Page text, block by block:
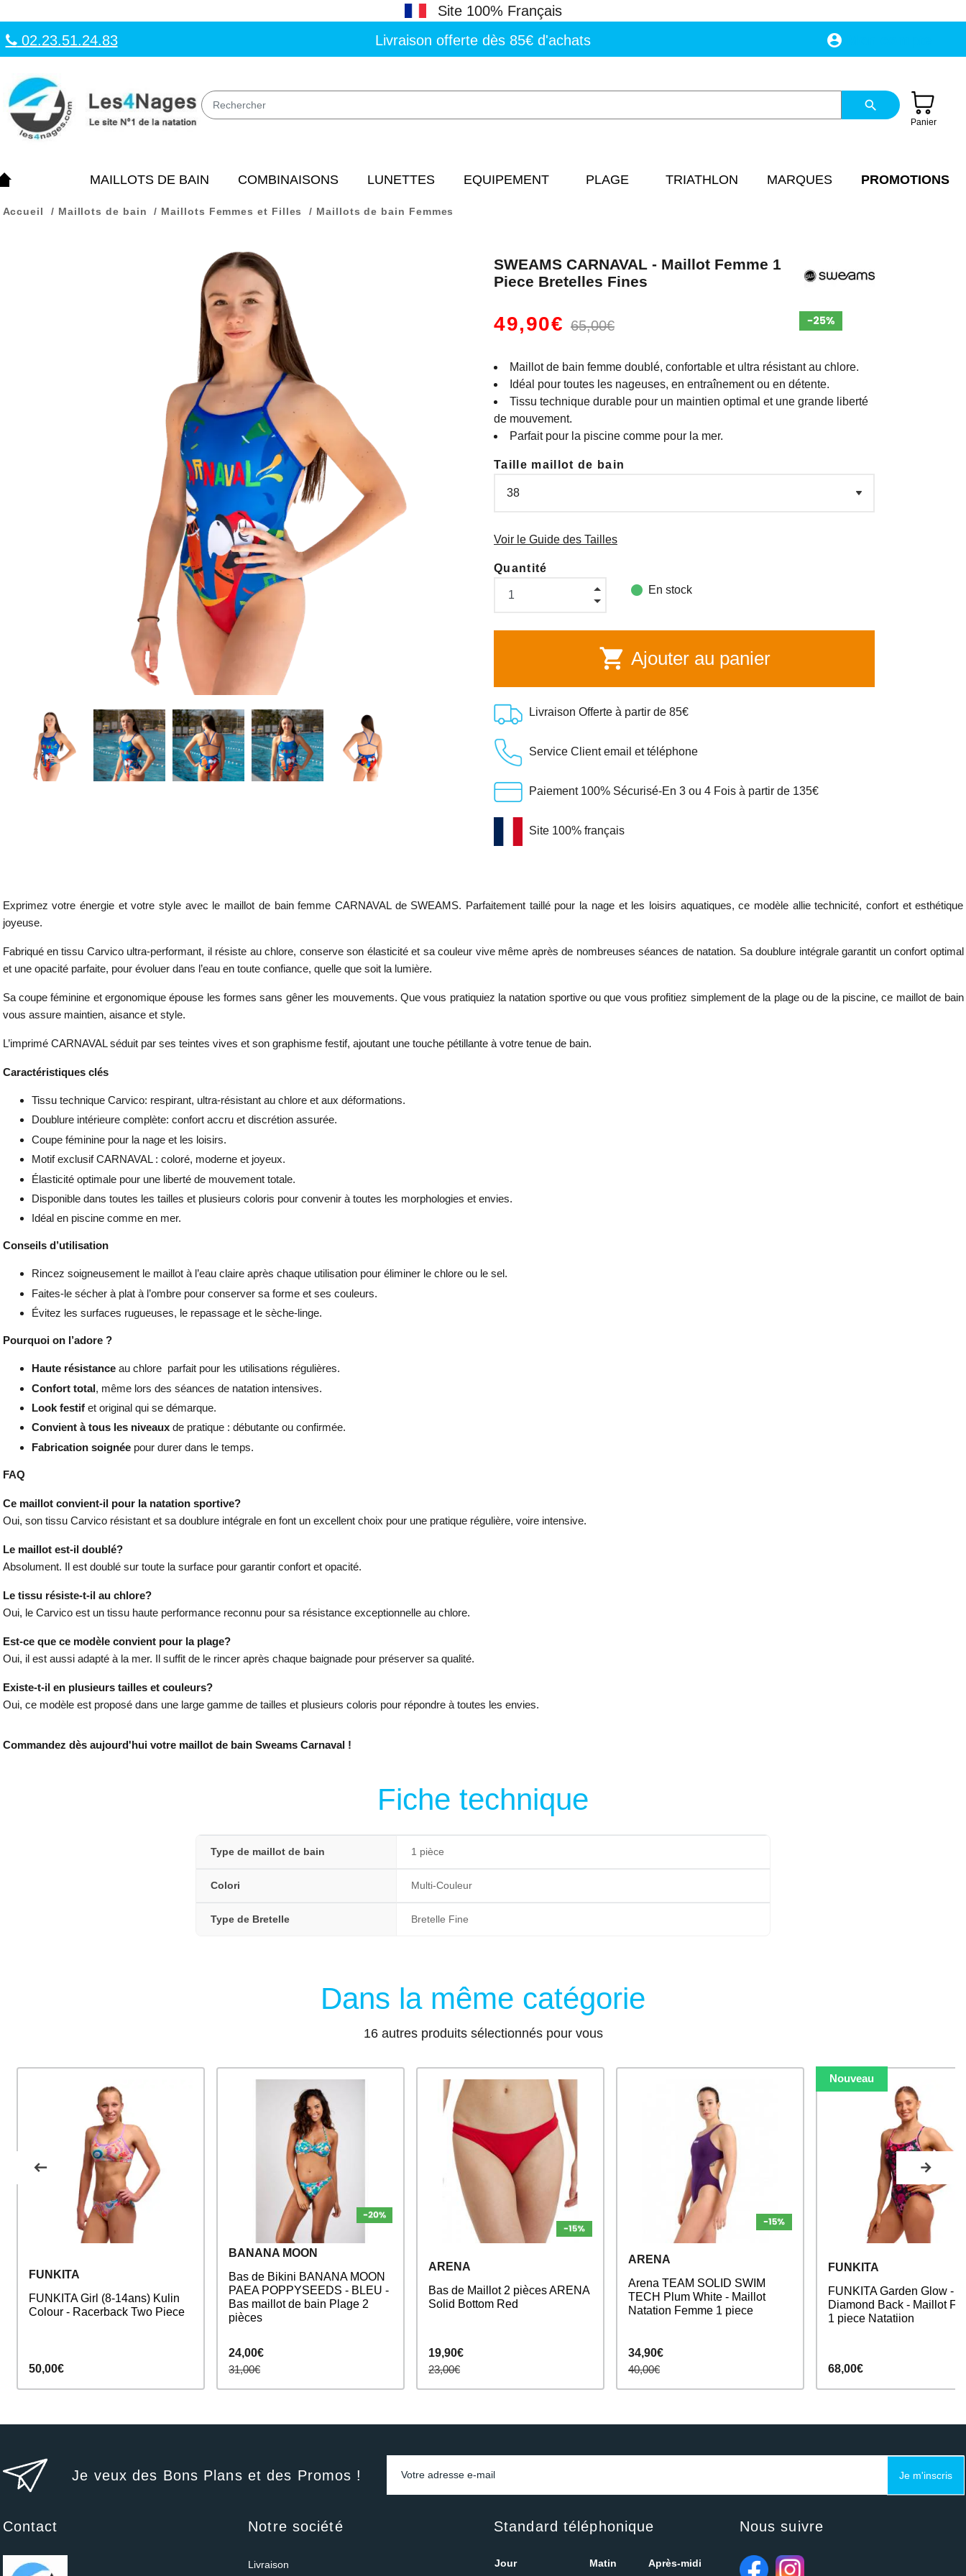
Site 100% Français
02.23.51.24.83
Livraison offerte dès 85€ d'achats account_circle
search
Panier
MAILLOTS DE BAIN COMBINAISONS LUNETTES EQUIPEMENT PLAGE TRIATHLON MARQUES PROMOTIONS
Accueil Maillots de bain Maillots Femmes et Filles Maillots de bain Femmes
SWEAMS CARNAVAL - Maillot Femme 1
Piece Bretelles Fines
49,90€ 65,00€
Maillot de bain femme doublé, confortable et ultra résistant au chlore.
Idéal pour toutes les nageuses, en entraînement ou en détente.
Tissu technique durable pour un maintien optimal et une grande liberté
de mouvement.
Parfait pour la piscine comme pour la mer.
Taille maillot de bain
Voir le Guide des Tailles
Quantité
 En stock
shopping_cart Ajouter au panier
Livraison Offerte à partir de 85€
Service Client email et téléphone
Paiement 100% Sécurisé-En 3 ou 4 Fois à partir de 135€
Site 100% français
Exprimez votre énergie et votre style avec le maillot de bain femme CARNAVAL de SWEAMS. Parfaitement taillé pour la nage et les loisirs aquatiques, ce modèle allie technicité, confort et esthétique
joyeuse.
Fabriqué en tissu Carvico ultra-performant, il résiste au chlore, conserve son élasticité et sa couleur vive même après de nombreuses séances de natation. Sa doublure intégrale garantit un confort optimal
et une opacité parfaite, pour évoluer dans l’eau en toute confiance, quelle que soit la lumière.
Sa coupe féminine et ergonomique épouse les formes sans gêner les mouvements. Que vous pratiquiez la natation sportive ou que vous profitiez simplement de la plage ou de la piscine, ce maillot de bain
vous assure maintien, aisance et style.
L’imprimé CARNAVAL séduit par ses teintes vives et son graphisme festif, ajoutant une touche pétillante à votre tenue de bain.
Caractéristiques clés
Tissu technique Carvico: respirant, ultra-résistant au chlore et aux déformations.
Doublure intérieure complète: confort accru et discrétion assurée.
Coupe féminine pour la nage et les loisirs.
Motif exclusif CARNAVAL : coloré, moderne et joyeux.
Élasticité optimale pour une liberté de mouvement totale.
Disponible dans toutes les tailles et plusieurs coloris pour convenir à toutes les morphologies et envies.
Idéal en piscine comme en mer.
Conseils d’utilisation
Rincez soigneusement le maillot à l’eau claire après chaque utilisation pour éliminer le chlore ou le sel.
Faites-le sécher à plat à l’ombre pour conserver sa forme et ses couleurs.
Évitez les surfaces rugueuses, le repassage et le sèche-linge.
Pourquoi on l’adore ?
Haute résistanceau chlore parfait pour les utilisations régulières.
Confort total, même lors des séances de natation intensives.
Look festifet original qui se démarque.
Convient à tous les niveauxde pratique : débutante ou confirmée.
Fabrication soignéepour durer dans le temps.
FAQ
Ce maillot convient-il pour la natation sportive?
Oui, son tissu Carvico résistant et sa doublure intégrale en font un excellent choix pour une pratique régulière, voire intensive.
Le maillot est-il doublé?
Absolument. Il est doublé sur toute la surface pour garantir confort et opacité.
Le tissu résiste-t-il au chlore?
Oui, le Carvico est un tissu haute performance reconnu pour sa résistance exceptionnelle au chlore.
Est-ce que ce modèle convient pour la plage?
Oui, il est aussi adapté à la mer. Il suffit de le rincer après chaque baignade pour préserver sa qualité.
Existe-t-il en plusieurs tailles et couleurs?
Oui, ce modèle est proposé dans une large gamme de tailles et plusieurs coloris pour répondre à toutes les envies.
Commandez dès aujourd'hui votre maillot de bain Sweams Carnaval !
Fiche technique
Type de maillot de bain 1 pièce
Colori Multi-Couleur
Type de Bretelle Bretelle Fine
Dans la même catégorie
16 autres produits sélectionnés pour vous
FUNKITA
FUNKITA Girl (8-14ans) Kulin
Colour - Racerback Two Piece
50,00€
BANANA MOON
Bas de Bikini BANANA MOON
PAEA POPPYSEEDS - BLEU -
Bas maillot de bain Plage 2
pièces
24,00€
31,00€
ARENA
Bas de Maillot 2 pièces ARENA
Solid Bottom Red
19,90€
23,00€
ARENA
Arena TEAM SOLID SWIM
TECH Plum White - Maillot
Natation Femme 1 piece
34,90€
40,00€
Nouveau
FUNKITA
FUNKITA Garden Glow -
Diamond Back - Maillot
1 piece Natatiion
68,00€
Je veux des Bons Plans et des Promos ! Je m'inscris
Contact Notre société
Livraison
Standard téléphonique
Jour Matin
Après-midi
Nous suivre